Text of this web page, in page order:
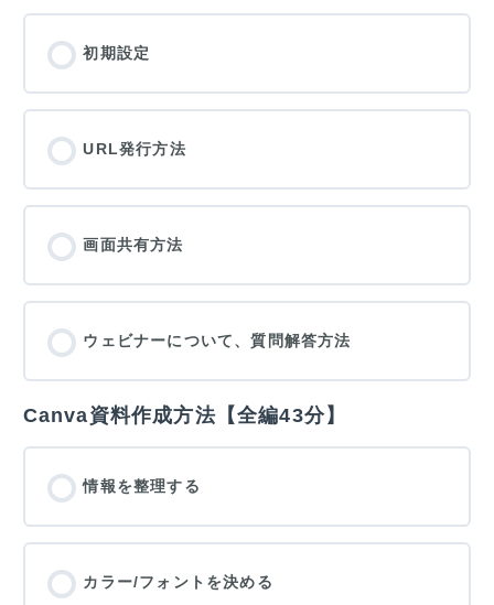
初期設定
URL発行方法
画面共有方法
ウェビナーについて、質問解答方法
Canva資料作成方法【全編43分】
情報を整理する
カラー/フォントを決める